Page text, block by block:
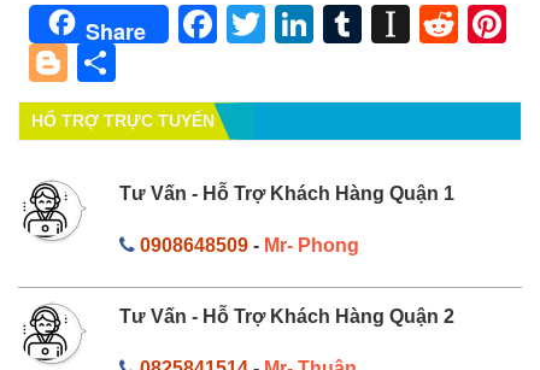
Share Facebook
TwitterLinkedIn
Tumblr
Blogger
HỔ TRỢ TRỰC TUYẾN
Tư Vấn - Hỗ Trợ Khách Hàng Quận 1
0908648509- Mr- Phong
Tư Vấn - Hỗ Trợ Khách Hàng Quận 2